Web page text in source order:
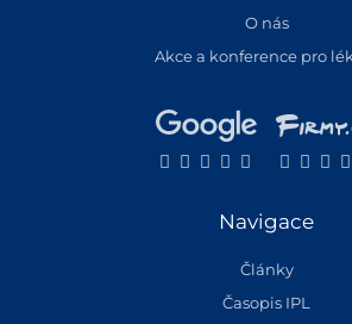
O nás
Akce a konference pro
Navigace
Články
Časopis IPL